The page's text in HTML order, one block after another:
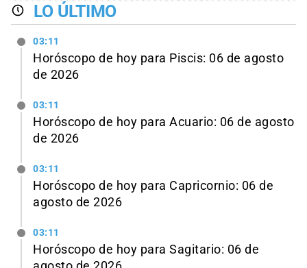
LO ÚLTIMO
03:11
Horóscopo de hoy para Piscis: 06 de agosto
de 2026
03:11
Horóscopo de hoy para Acuario: 06 de agosto
de 2026
03:11
Horóscopo de hoy para Capricornio: 06 de
agosto de 2026
03:11
Horóscopo de hoy para Sagitario: 06 de